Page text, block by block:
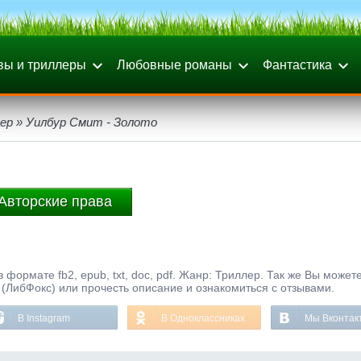
и триллеры Любовные романы Фантастика
» Уилбур Смит - Золото
права
формате fb2, epub, txt, doc, pdf. Жанр: Триллер. Так же Вы можете
или прочесть описание и ознакомиться с отзывами.
В Instagram В Одноклассниках Мы